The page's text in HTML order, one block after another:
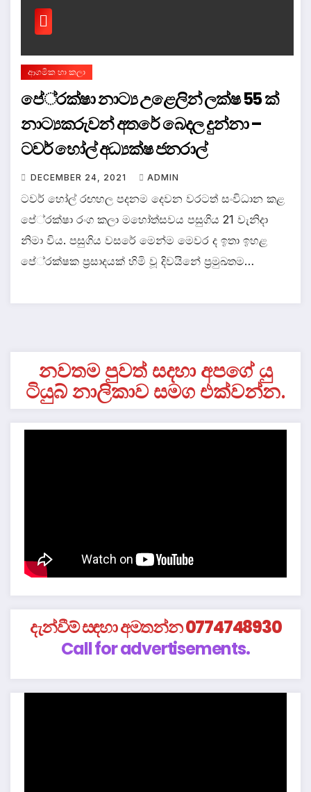
ආගමික හා කලා
පේ‍්‍රක්ෂා නාට්‍ය උළෙලින් ලක්ෂ 55 ක්
නාට්‍යකරුවන් අතරේ බෙදල දුන්නා –
ටවර් හෝල් අධ්‍යක්ෂ ජනරාල්
DECEMBER 24, 2021 ADMIN
ටවර් හෝල් රඟහල පදනම දෙවන වරටත් සංවිධාන කළ
පේ‍්‍රක්ෂා රංග කලා මහෝත්සවය පසුගිය 21 වැනිදා
නිමා විය. පසුගිය වසරේ මෙන්ම මෙවර ද ඉතා ඉහළ
පේ‍්‍රක්ෂක ප‍්‍රසාදයක් හිමි වූ දිවයිනේ ප‍්‍රමුඛතම…
නවතම පුවත් සදහා අපගේ යු
ටියුබ් නාලිකාව සමග එක්වන්න.
දැන්වීම් සඳහා අමතන්න 0774748930
Call for advertisements.